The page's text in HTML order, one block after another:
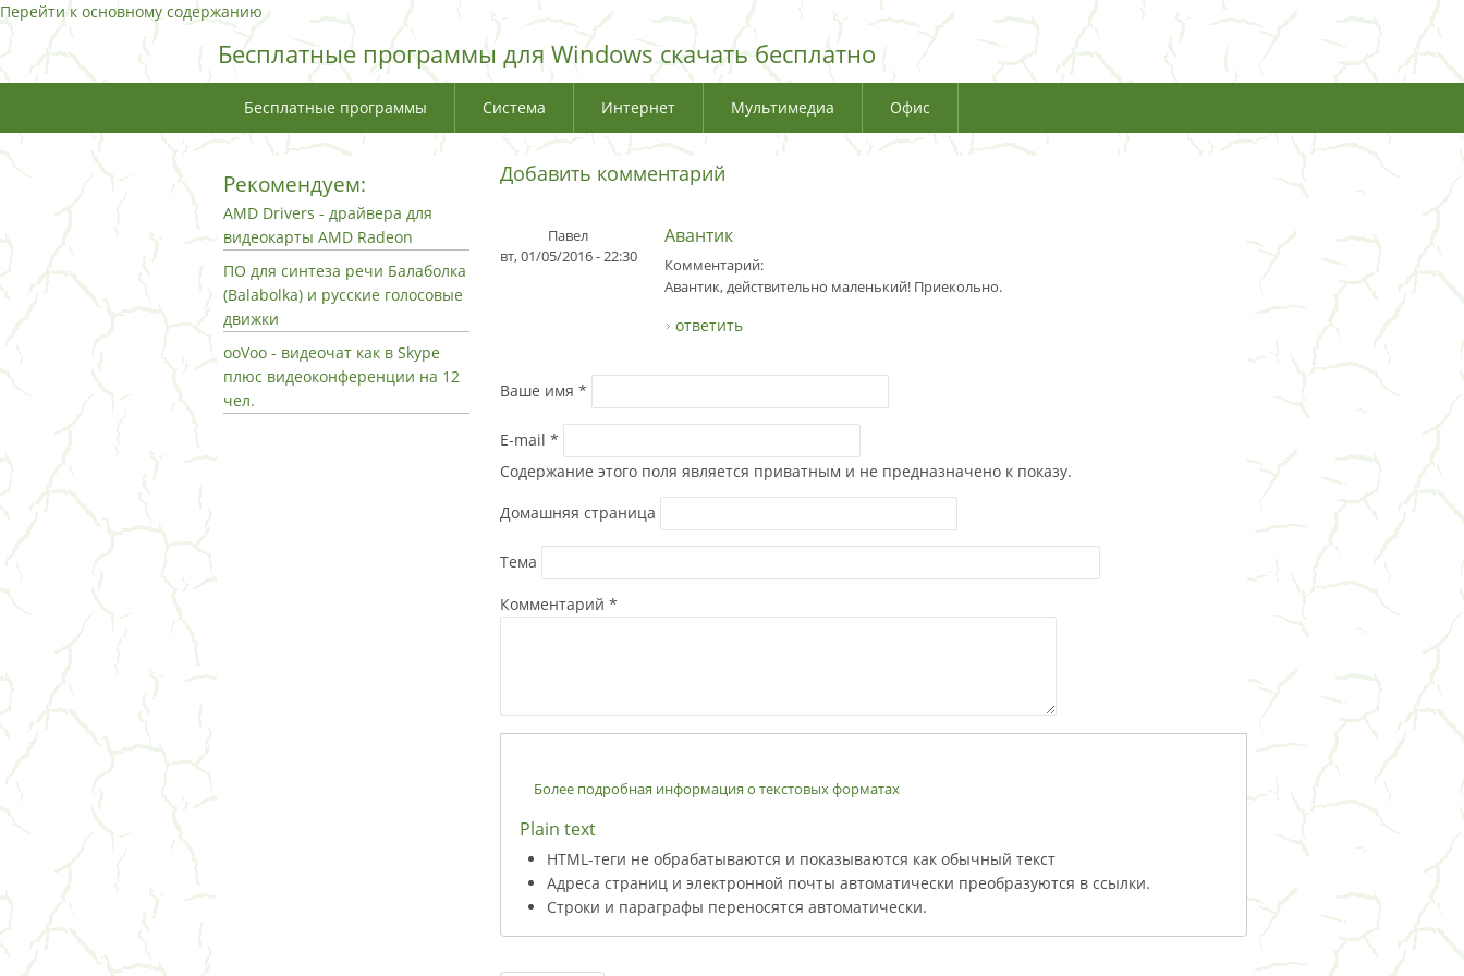
Перейти к основному содержанию
Бесплатные программы для Windows скачать бесплатно
Бесплатные программы Система Интернет Мультимедиа Офис
Добавить комментарий
Павел
вт, 01/05/2016 - 22:30
Авантик
Комментарий:
Авантик, действительно маленький! Приекольно.
ответить
Ваше имя *
E-mail *
Содержание этого поля является приватным и не предназначено к показу.
Домашняя страница
Тема
Комментарий *
Более подробная информация о текстовых форматах
Plain text
HTML-теги не обрабатываются и показываются как обычный текст
Адреса страниц и электронной почты автоматически преобразуются в ссылки.
Строки и параграфы переносятся автоматически.
Рекомендуем:
AMD Drivers - драйвера для
видеокарты AMD Radeon
ПО для синтеза речи Балаболка
(Balabolka) и русские голосовые
движки
ooVoo - видеочат как в Skype
плюс видеоконференции на 12
чел.